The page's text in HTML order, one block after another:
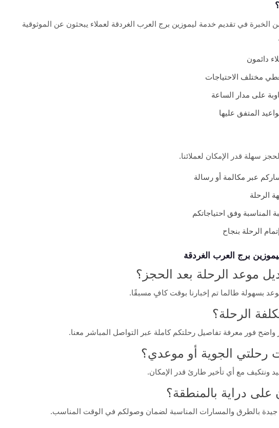
في تقديم خدمة ليموزين برج العرب الغردقة لعملاء يبحثون عن الموثوقية
دائمون
مختلف الاحتياجات
على مدار الساعة
المتفق عليها
سهلة قدر الإمكان لعملائنا.
عبر مكالمة أو رسالة
الرحلة
المناسبة وفق احتياجاتكم
الرحلة بنجاح
برج العرب الغردقة
موعد الرحلة بعد الحجز؟
بسهولة طالما تم إخبارنا بوقت كافٍ مسبقًا.
الرحلة؟
فور معرفة تفاصيل رحلتكم كاملة عبر التواصل المباشر معنا.
رحلتي الجوية أو موعدي؟
ونتكيف مع أي تأخير طارئ قدر الإمكان.
على دراية بالمنطقة؟
جيدة بالطرق والمسارات المناسبة لضمان وصولكم في الوقت المناسب.